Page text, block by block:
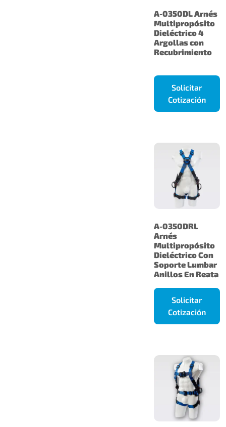
A-0350DL Arnés
Multipropósito
Dieléctrico 4
Argollas con
Recubrimiento
Solicitar
Cotización
A-0350DRL
Arnés
Multipropósito
Dieléctrico Con
Soporte Lumbar
Anillos En Reata
Solicitar
Cotización